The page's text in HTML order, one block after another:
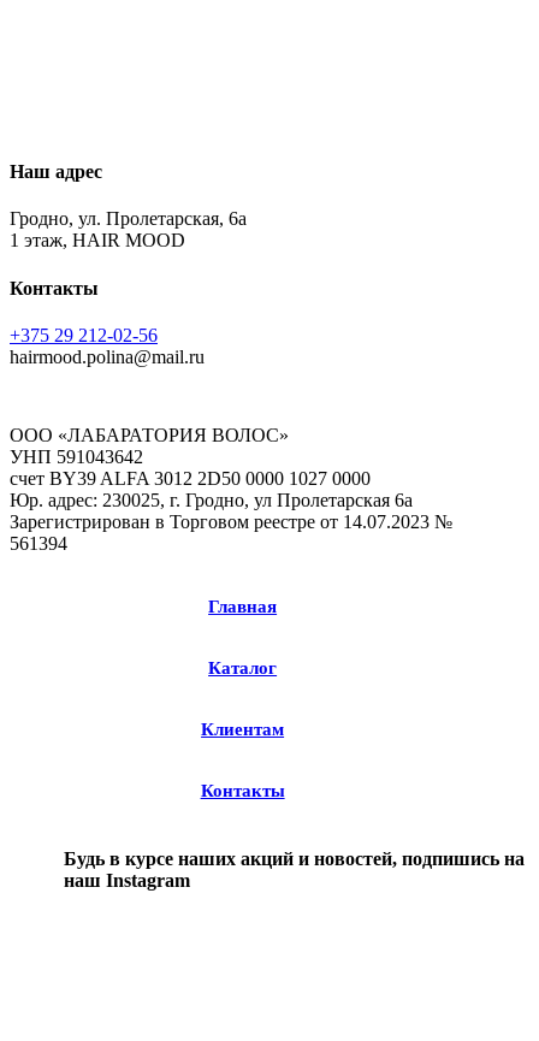
Наш адрес
Гродно, ул. Пролетарская, 6а
1 этаж, HAIR MOOD
Контакты
+375 29 212-02-56
hairmood.polina@mail.ru
ООО «ЛАБАРАТОРИЯ ВОЛОС»
УНП 591043642
счет BY39 ALFA 3012 2D50 0000 1027 0000
Юр. адрес: 230025, г. Гродно, ул Пролетарская 6а
Зарегистрирован в Торговом реестре от 14.07.2023 №
561394
Главная
Каталог
Клиентам
Контакты
Будь в курсе наших акций и новостей, подпишись на
наш Instagram